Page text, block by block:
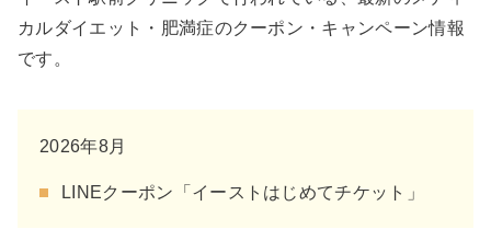
カルダイエット・肥満症のクーポン・キャンペーン情報
です。
2026年8月
LINEクーポン「イーストはじめてチケット」